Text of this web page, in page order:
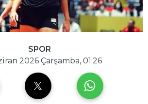
SPOR
2026 Çarşamba, 01:26